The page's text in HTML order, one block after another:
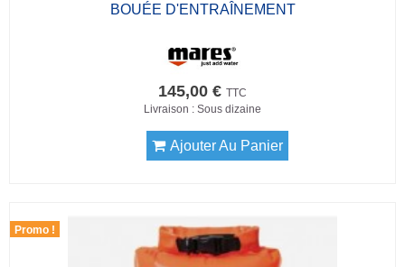
BOUÉE D'ENTRAÎNEMENT
145,00 € TTC
Livraison : Sous dizaine
Ajouter Au Panier
Promo !